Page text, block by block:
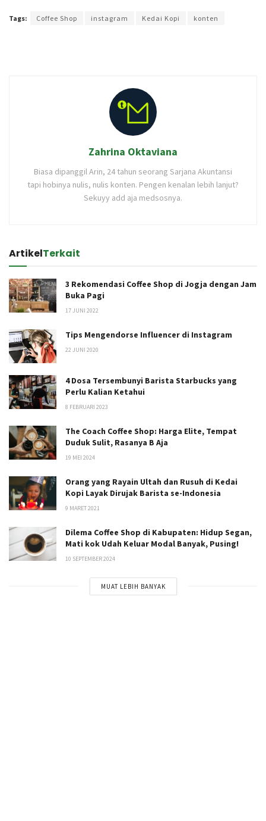
Tags: Coffee Shop instagram Kedai Kopi konten
Zahrina Oktaviana
Biasa dipanggil Arin, 24 tahun seorang Sarjana Akuntansi
tapi hobinya nulis, nulis konten. Pengen kenalan lebih lanjut?
Sekuyy add aja medsosnya.
ArtikelTerkait
3 Rekomendasi Coffee Shop di Jogja dengan Jam
Buka Pagi
17 JUNI 2022
Tips Mengendorse Influencer di Instagram
22 JUNI 2020
4 Dosa Tersembunyi Barista Starbucks yang
Perlu Kalian Ketahui
8 FEBRUARI 2023
The Coach Coffee Shop: Harga Elite, Tempat
Duduk Sulit, Rasanya B Aja
19 MEI 2024
Orang yang Rayain Ultah dan Rusuh di Kedai
Kopi Layak Dirujak Barista se-Indonesia
9 MARET 2021
Dilema Coffee Shop di Kabupaten: Hidup Segan,
Mati kok Udah Keluar Modal Banyak, Pusing!
10 SEPTEMBER 2024
MUAT LEBIH BANYAK